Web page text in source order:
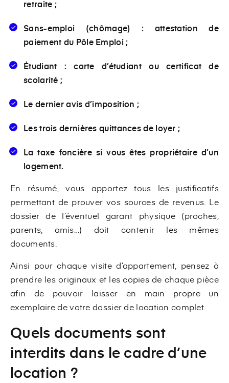
retraite ;
Sans-emploi (chômage) : attestation de
paiement du Pôle Emploi ;
Étudiant : carte d’étudiant ou certificat de
scolarité ;
Le dernier avis d’imposition ;
Les trois dernières quittances de loyer ;
La taxe foncière si vous êtes propriétaire d’un
logement.
En résumé, vous apportez tous les justificatifs
permettant de prouver vos sources de revenus. Le
dossier de l’éventuel garant physique (proches,
parents, amis…) doit contenir les mêmes
documents.
Ainsi pour chaque visite d’appartement, pensez à
prendre les originaux et les copies de chaque pièce
afin de pouvoir laisser en main propre un
exemplaire de votre dossier de location complet.
Quels documents sont
interdits dans le cadre d’une
location ?